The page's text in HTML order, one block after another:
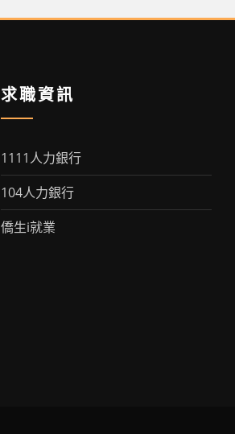
求職資訊
1111人力銀行
104人力銀行
僑生i就業